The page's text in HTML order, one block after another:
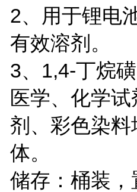
2、用于锂电
有效溶剂。
3、1,4-丁烷
医学、化学
剂、彩色染
体。
储存：桶装